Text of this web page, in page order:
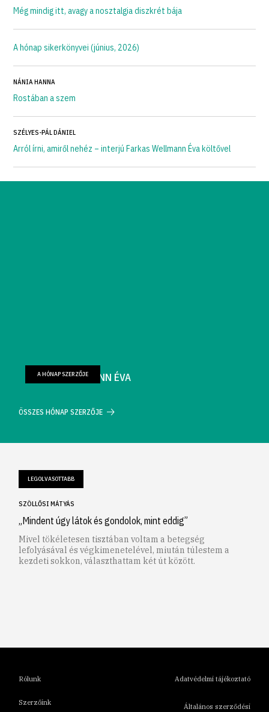
Még mindig itt, avagy a nosztalgia diszkrét bája
A hónap sikerkönyvei (június, 2026)
NÁNIA HANNA
Rostában a szem
SZÉLYES-PÁL DÁNIEL
Arról írni, amiről nehéz – interjú Farkas Wellmann Éva költővel
FARKAS WELLMANN ÉVA
A HÓNAP SZERZŐJE
ÖSSZES HÓNAP SZERZŐJE
LEGOLVASOTTABB
SZÖLLŐSI MÁTYÁS
„Mindent úgy látok és gondolok, mint eddig”
Mivel tökéletesen tisztában voltam a betegség
lefolyásával és végkimenetelével, miután túlestem a
kezdeti sokkon, választhattam két út között.
Rólunk
Szerzőink
Adatvédelmi tájékoztató
Általános szerződési